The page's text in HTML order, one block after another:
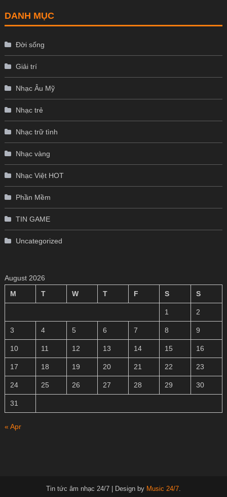
DANH MỤC
Đời sống
Giải trí
Nhạc Âu Mỹ
Nhạc trẻ
Nhạc trữ tình
Nhạc vàng
Nhạc Việt HOT
Phần Mềm
TIN GAME
Uncategorized
August 2026
M
T W T F S S
1 2
3 4 5 6 7 8 9
10 11 12 13 14 15 16
17 18 19 20 21 22 23
24 25 26 27 28 29 30
31
« Apr
Tin tức âm nhạc 24/7 Design by Music 24/7.